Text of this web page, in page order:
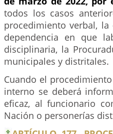
todos los casos
procedimiento verbal,
dependencia en que
disciplinaria, la
municipales y distritales.
Cuando el
interno se deberá
eficaz, al funcionario
Nación o personerías